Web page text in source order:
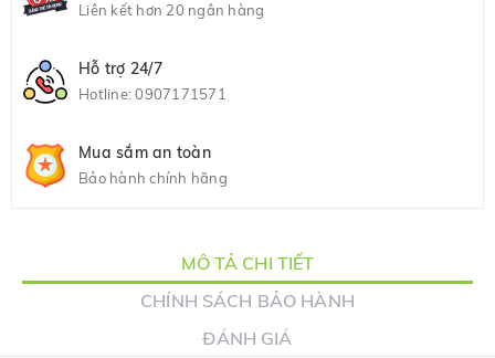
Liên kết hơn 20 ngân hàng
Hỗ trợ 24/7
Hotline:0907171571
Mua sắm an toàn
Bảo hành chính hãng
MÔ TẢ CHI TIẾT
CHÍNH SÁCH BẢO HÀNH
ĐÁNH GIÁ